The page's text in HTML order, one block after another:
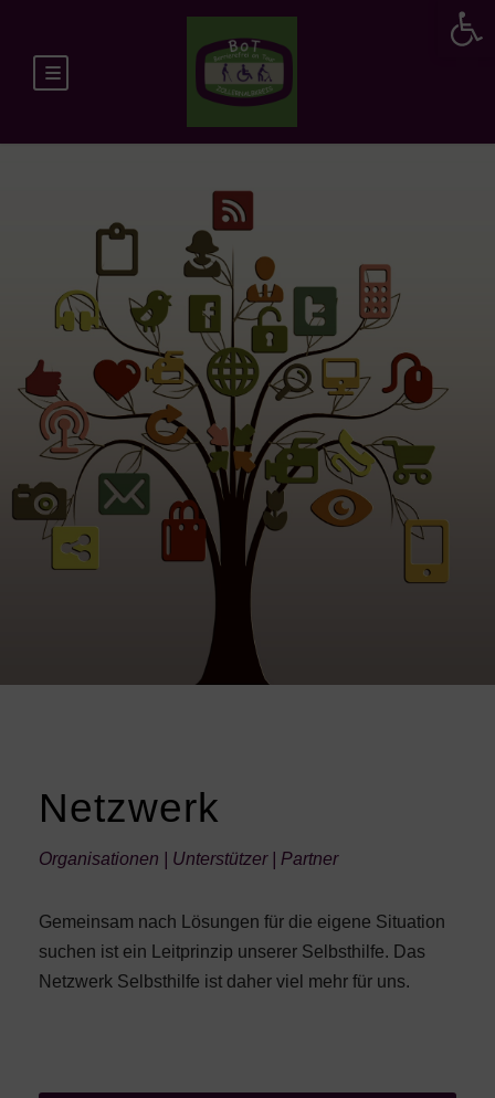
Werkzeugleiste öffnen
Netzwerk
Organisationen | Unterstützer | Partner
Gemeinsam nach Lösungen für die eigene Situation
suchen ist ein Leitprinzip unserer Selbsthilfe. Das
Netzwerk Selbsthilfe ist daher viel mehr für uns.